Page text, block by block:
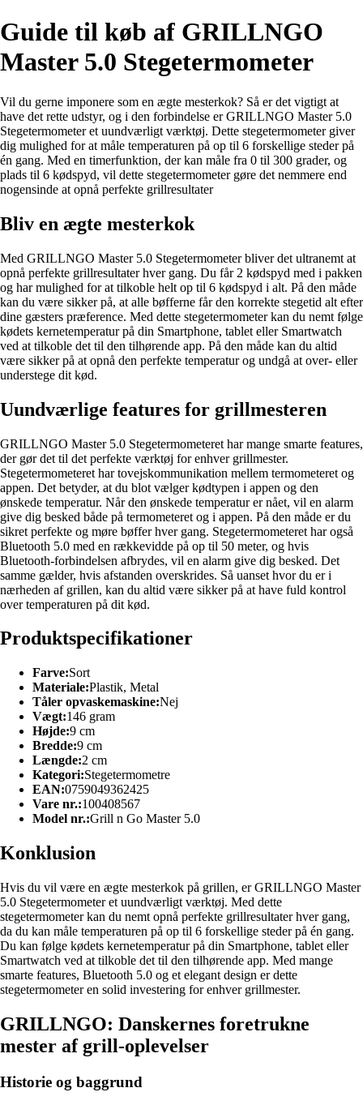
Guide til køb af GRILLNGO
Master 5.0 Stegetermometer
Vil du gerne imponere som en ægte mesterkok? Så er det vigtigt at
have det rette udstyr, og i den forbindelse er GRILLNGO Master 5.0
Stegetermometer et uundværligt værktøj. Dette stegetermometer giver
dig mulighed for at måle temperaturen på op til 6 forskellige steder på
én gang. Med en timerfunktion, der kan måle fra 0 til 300 grader, og
plads til 6 kødspyd, vil dette stegetermometer gøre det nemmere end
nogensinde at opnå perfekte grillresultater
Bliv en ægte mesterkok
Med GRILLNGO Master 5.0 Stegetermometer bliver det ultranemt at
opnå perfekte grillresultater hver gang. Du får 2 kødspyd med i pakken
og har mulighed for at tilkoble helt op til 6 kødspyd i alt. På den måde
kan du være sikker på, at alle bøfferne får den korrekte stegetid alt efter
dine gæsters præference. Med dette stegetermometer kan du nemt følge
kødets kernetemperatur på din Smartphone, tablet eller Smartwatch
ved at tilkoble det til den tilhørende app. På den måde kan du altid
være sikker på at opnå den perfekte temperatur og undgå at over- eller
understege dit kød.
Uundværlige features for grillmesteren
GRILLNGO Master 5.0 Stegetermometeret har mange smarte features,
der gør det til det perfekte værktøj for enhver grillmester.
Stegetermometeret har tovejskommunikation mellem termometeret og
appen. Det betyder, at du blot vælger kødtypen i appen og den
ønskede temperatur. Når den ønskede temperatur er nået, vil en alarm
give dig besked både på termometeret og i appen. På den måde er du
sikret perfekte og møre bøffer hver gang. Stegetermometeret har også
Bluetooth 5.0 med en rækkevidde på op til 50 meter, og hvis
Bluetooth-forbindelsen afbrydes, vil en alarm give dig besked. Det
samme gælder, hvis afstanden overskrides. Så uanset hvor du er i
nærheden af grillen, kan du altid være sikker på at have fuld kontrol
over temperaturen på dit kød.
Produktspecifikationer
Farve:Sort
Materiale:Plastik, Metal
Tåler opvaskemaskine:Nej
Vægt:146 gram
Højde:9 cm
Bredde:9 cm
Længde:2 cm
Kategori:Stegetermometre
EAN:0759049362425
Vare nr.:100408567
Model nr.:Grill n Go Master 5.0
Konklusion
Hvis du vil være en ægte mesterkok på grillen, er GRILLNGO Master
5.0 Stegetermometer et uundværligt værktøj. Med dette
stegetermometer kan du nemt opnå perfekte grillresultater hver gang,
da du kan måle temperaturen på op til 6 forskellige steder på én gang.
Du kan følge kødets kernetemperatur på din Smartphone, tablet eller
Smartwatch ved at tilkoble det til den tilhørende app. Med mange
smarte features, Bluetooth 5.0 og et elegant design er dette
stegetermometer en solid investering for enhver grillmester.
GRILLNGO: Danskernes foretrukne
mester af grill-oplevelser
Historie og baggrund